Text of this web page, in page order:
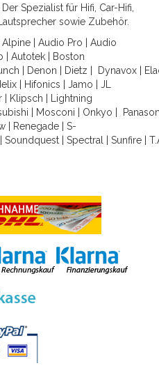
Spezialist für Hifi, Car-Hifi,
sowie Zubehör.
Alpine| Audio Pro
Audio
Autotek
Boston
Denon Dietz Dynavox
Hifonics Jamo
JL
| Klipsch
Lightning
Mosconi Onkyo
| Renegade| S-
Soundquest Spectral Sunfire